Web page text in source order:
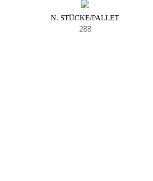
N. STÜCKE/PALLET
288